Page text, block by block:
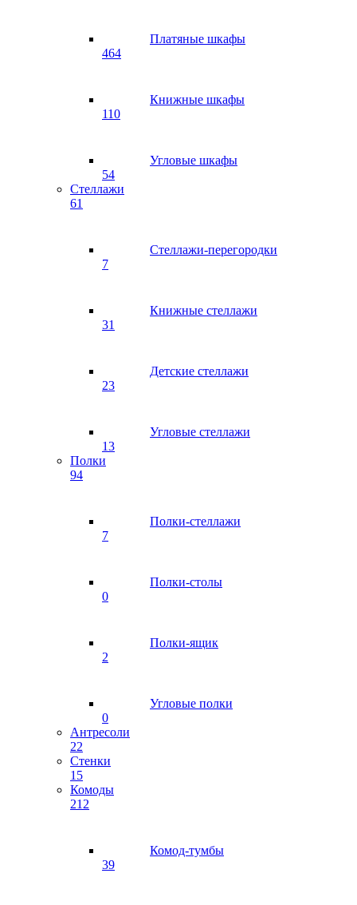
Платяные шкафы
464
Книжные шкафы
110
Угловые шкафы
54
Стеллажи
61
Стеллажи-перегородки
7
Книжные стеллажи
31
Детские стеллажи
23
Угловые стеллажи
13
Полки
94
Полки-стеллажи
7
Полки-столы
0
Полки-ящик
2
Угловые полки
0
Антресоли
22
Стенки
15
Комоды
212
Комод-тумбы
39